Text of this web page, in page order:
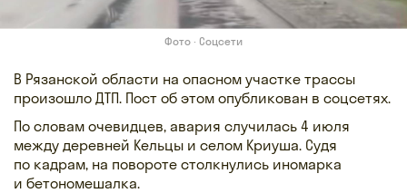
Фото · Соцсети
В Рязанской области на опасном участке трассы
произошло ДТП. Пост об этом опубликован в соцсетях.
По словам очевидцев, авария случилась 4 июля
между деревней Кельцы и селом Криуша. Судя
по кадрам, на повороте столкнулись иномарка
и бетономешалка.